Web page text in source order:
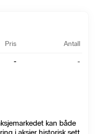
Pris Antall
- -
kan både
i aksjer historisk sett